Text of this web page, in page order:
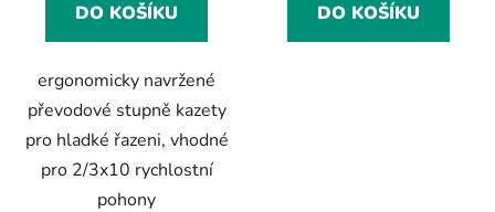
DO KOŠÍKU
ergonomicky navržené
převodové stupně kazety
pro hladké řazeni, vhodné
pro 2/3x10 rychlostní
pohony
DO KOŠÍKU